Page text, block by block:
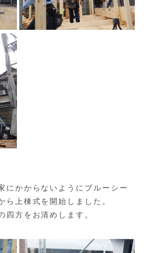
にかからないようにブルーシー
ら上棟式を開始しました。
四方をお清めします。